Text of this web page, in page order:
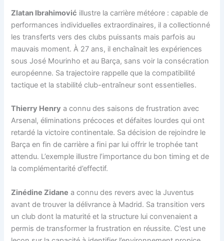
Zlatan Ibrahimović illustre la carrière météore : capable de
performances individuelles extraordinaires, il a collectionné
les transferts vers des clubs puissants mais parfois au
mauvais moment. À 27 ans, il enchaînait les expériences
sous José Mourinho et au Barça, sans voir la consécration
européenne. Sa trajectoire rappelle que la compatibilité
tactique et la stabilité club-entraîneur sont essentielles.
Thierry Henry a connu des saisons de frustration avec
Arsenal, éliminations précoces et défaites lourdes qui ont
retardé la victoire continentale. Sa décision de rejoindre le
Barça en fin de carrière a fini par lui offrir le trophée tant
attendu. L’exemple illustre l’importance du bon timing et de
la complémentarité d’effectif.
Zinédine Zidane a connu des revers avec la Juventus
avant de trouver la délivrance à Madrid. Sa transition vers
un club dont la maturité et la structure lui convenaient a
permis de transformer la frustration en réussite. C’est une